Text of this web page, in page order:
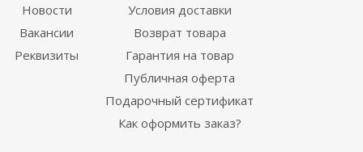
Новости
Вакансии
Реквизиты
Условия доставки
Возврат товара
Гарантия на товар
Публичная оферта
Подарочный сертификат
Как оформить заказ?